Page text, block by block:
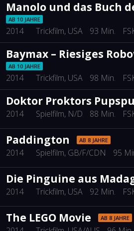
Manolo und das Buch
AB 10 JAHRE
2014 Trickfilm, USA 93 Min.
Baymax – Riesiges
AB 10 JAHRE
2014 Trickfilm, USA 98 Min.
Doktor Proktors
2014 Spielfilm, N/D 88 Min.
Paddington AB 8 JAHRE
2014 Spielfilm, GB/F/CDN 95
Die Pinguine aus
2014 Trickfilm, USA 92 Min.
The LEGO Movie AB 8 JAHRE